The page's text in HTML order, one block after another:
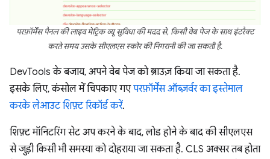
परफ़ॉर्मेंस पैनल की लाइव मेट्रिक व्यू सुविधा की मदद से, किसी वेब पेज के साथ इंटरैक्ट
करते समय उसके सीएलएस स्कोर की निगरानी की जा सकती है.
DevTools के बजाय, अपने वेब पेज को ब्राउज़ किया जा सकता है.
इसके लिए, कंसोल में चिपकाए गएपरफ़ॉर्मेंस ऑब्ज़र्वर का इस्तेमाल
करके लेआउट शिफ़्ट रिकॉर्ड करें.
शिफ़्ट मॉनिटरिंग सेट अप करने के बाद, लोड होने के बाद की सीएलएस
से जुड़ी किसी भी समस्या को दोहराया जा सकता है. CLS अक्सर तब होता